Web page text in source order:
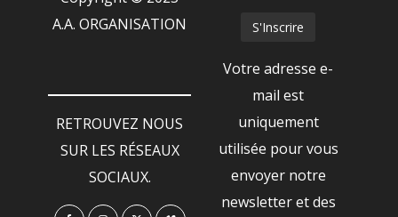
A.A. ORGANISATION
RETROUVEZ NOUS
SUR LES RÉSEAUX
SOCIAUX.
Votre adresse e-
mail est
uniquement
utilisée pour vous
envoyer notre
newsletter et des